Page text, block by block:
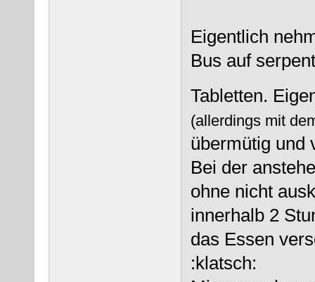
Eigentlich
Bus auf
Tabletten.
(allerdings mit
übermütig und
Bei der
ohne nicht
innerhalb 2
das Essen
:klatsch: